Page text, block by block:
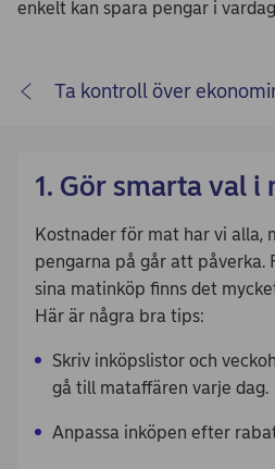
enkelt kan spara pengar i
Ta kontroll över
1. Gör smarta val i
Kostnader för mat har vi alla,
pengarna på går att påverka.
sina matinköp finns det
Här är några bra tips:
Skriv inköpslistor och
gå till mataffären varje dag.
Anpassa inköpen efter